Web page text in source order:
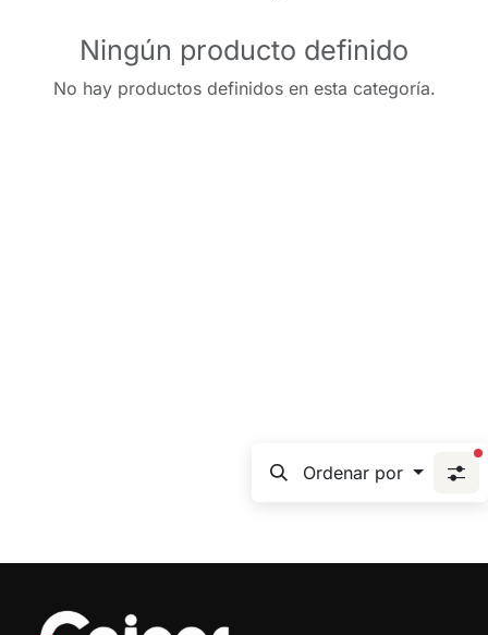
Ningún producto definido
No hay productos definidos en esta categoría.
Ordenar por